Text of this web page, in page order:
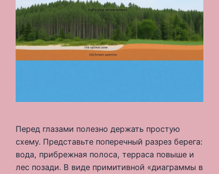
Перед глазами полезно держать простую
схему. Представьте поперечный разрез берега:
вода, прибрежная полоса, терраса повыше и
лес позади. В виде примитивной «диаграммы в